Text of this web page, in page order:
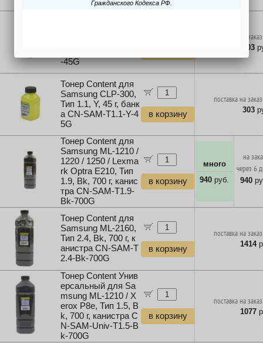
-45G
поставка на
303
Тонер Content для
Samsung CLP-300,
Тип 1.1, Y, 45 г, банк
а CN-SAM-T1.1-Y-4
5G
в корзину
поставка на
303
Тонер Content для
Samsung ML-1210 /
1220 / 1250 / Lexma
rk Optra E210, Тип
1.9, Bk, 700 г, канис
тра CN-SAM-T1.9-
Bk-700G
в корзину
много
940 руб.
на
через 6
940
Тонер Content для
Samsung ML-2160,
Тип 2.4, Bk, 700 г, к
анистра CN-SAM-T
2.4-Bk-700G
в корзину
поставка на
1414
Тонер Content Унив
ерсальный для Sa
msung ML-1210 / X
erox P8e, Тип 1.5, B
k, 700 г, канистра C
N-SAM-Univ-T1.5-B
k-700G
в корзину
поставка на
1077